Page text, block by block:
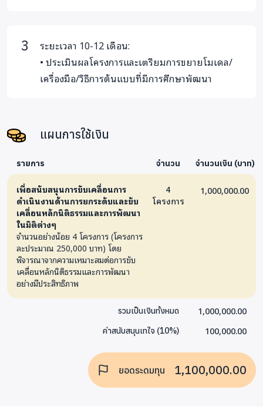
ระยะเวลา 10-12 เดือน:
• ประเมินผลโครงการและเตรียมการขยายโมเดล/
เครื่องมือ/วิธีการต้นแบบที่มีการศึกษาพัฒนา
แผนการใช้เงิน
รายการ จำนวน จำนวนเงิน (บาท)
เพื่อสนับสนุนการขับเคลื่อนการ
ดำเนินงานด้านการยกระดับและขับ
เคลื่อนหลักนิติธรรมและการพัฒนา
ในมิติต่างๆ
จำนวนอย่างน้อย 4 โครงการ (โครงการ
ละประมาณ 250,000 บาท) โดย
พิจารณาจากความเหมาะสมต่อการขับ
เคลื่อนหลักนิติธรรมและการพัฒนา
อย่างมีประสิทธิภาพ
4
โครงการ
1,000,000.00
รวมเป็นเงินทั้งหมด 1,000,000.00
ค่าสนับสนุนเทใจ (10%) 100,000.00
ยอดระดมทุน 1,100,000.00